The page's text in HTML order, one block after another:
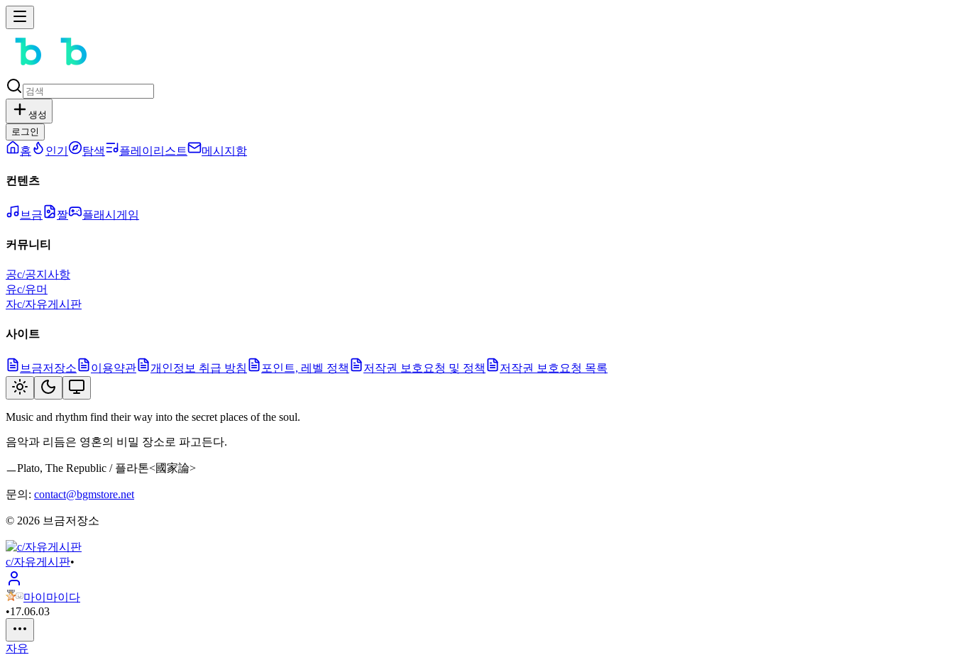
생성
로그인
홈 인기 탐색 플레이리스트 메시지함
컨텐츠
브금 짤 플래시게임
커뮤니티
공c/공지사항
유c/유머
자c/자유게시판
사이트
브금저장소 이용약관 개인정보 취급 방침 포인트, 레벨 정책 저작권 보호요청 및 정책 저작권 보호요청 목록
Music and rhythm find their way into the secret places of the soul.
음악과 리듬은 영혼의 비밀 장소로 파고든다.
ㅡPlato, The Republic / 플라톤<國家論>
문의: contact@bgmstore.net
© 2026 브금저장소
c/자유게시판•
마이마이다
•17.06.03
자유